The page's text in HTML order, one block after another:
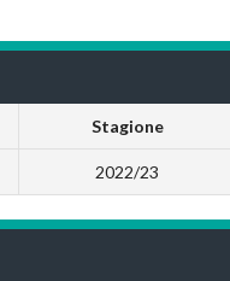
Stagione
2022/23